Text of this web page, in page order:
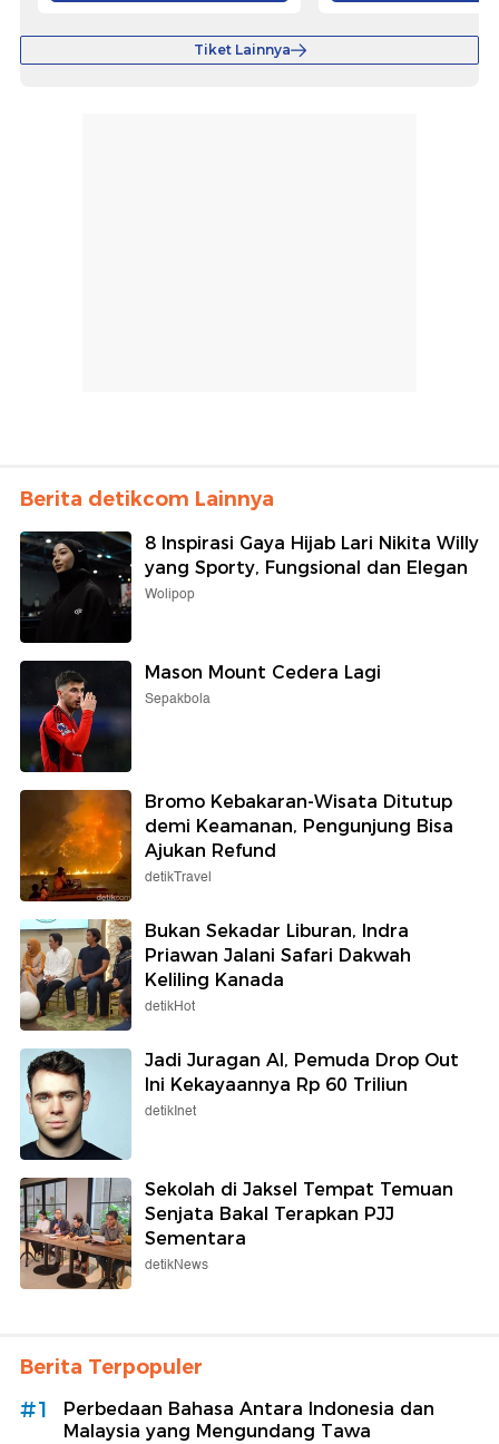
Tiket Lainnya
Berita detikcom Lainnya
8 Inspirasi Gaya Hijab Lari Nikita Willy
yang Sporty, Fungsional dan Elegan
Wolipop
Mason Mount Cedera Lagi
Sepakbola
Bromo Kebakaran-Wisata Ditutup
demi Keamanan, Pengunjung Bisa
Ajukan Refund
detikTravel
Bukan Sekadar Liburan, Indra
Priawan Jalani Safari Dakwah
Keliling Kanada
detikHot
Jadi Juragan AI, Pemuda Drop Out
Ini Kekayaannya Rp 60 Triliun
detikInet
Sekolah di Jaksel Tempat Temuan
Senjata Bakal Terapkan PJJ
Sementara
detikNews
Berita Terpopuler
#1
Perbedaan Bahasa Antara Indonesia dan
Malaysia yang Mengundang Tawa